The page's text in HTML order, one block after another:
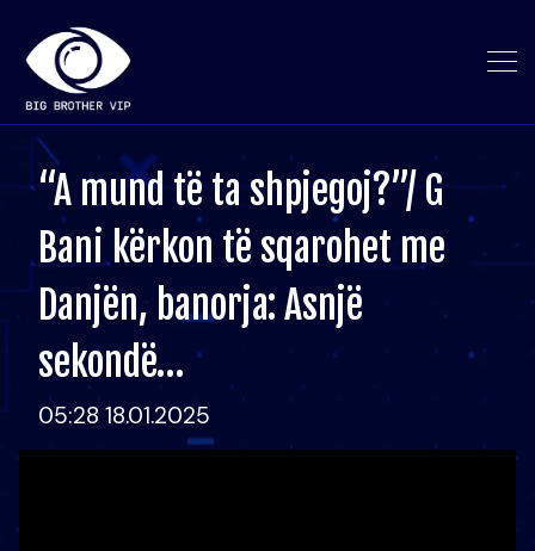
“A mund të ta shpjegoj?”/ G
Bani kërkon të sqarohet me
Danjën, banorja: Asnjë
sekondë…
05:28 18.01.2025